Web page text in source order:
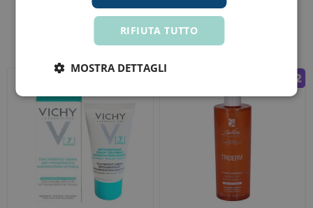
Altri clienti hanno acquistato anche
RIFIUTA TUTTO
MOSTRA DETTAGLI